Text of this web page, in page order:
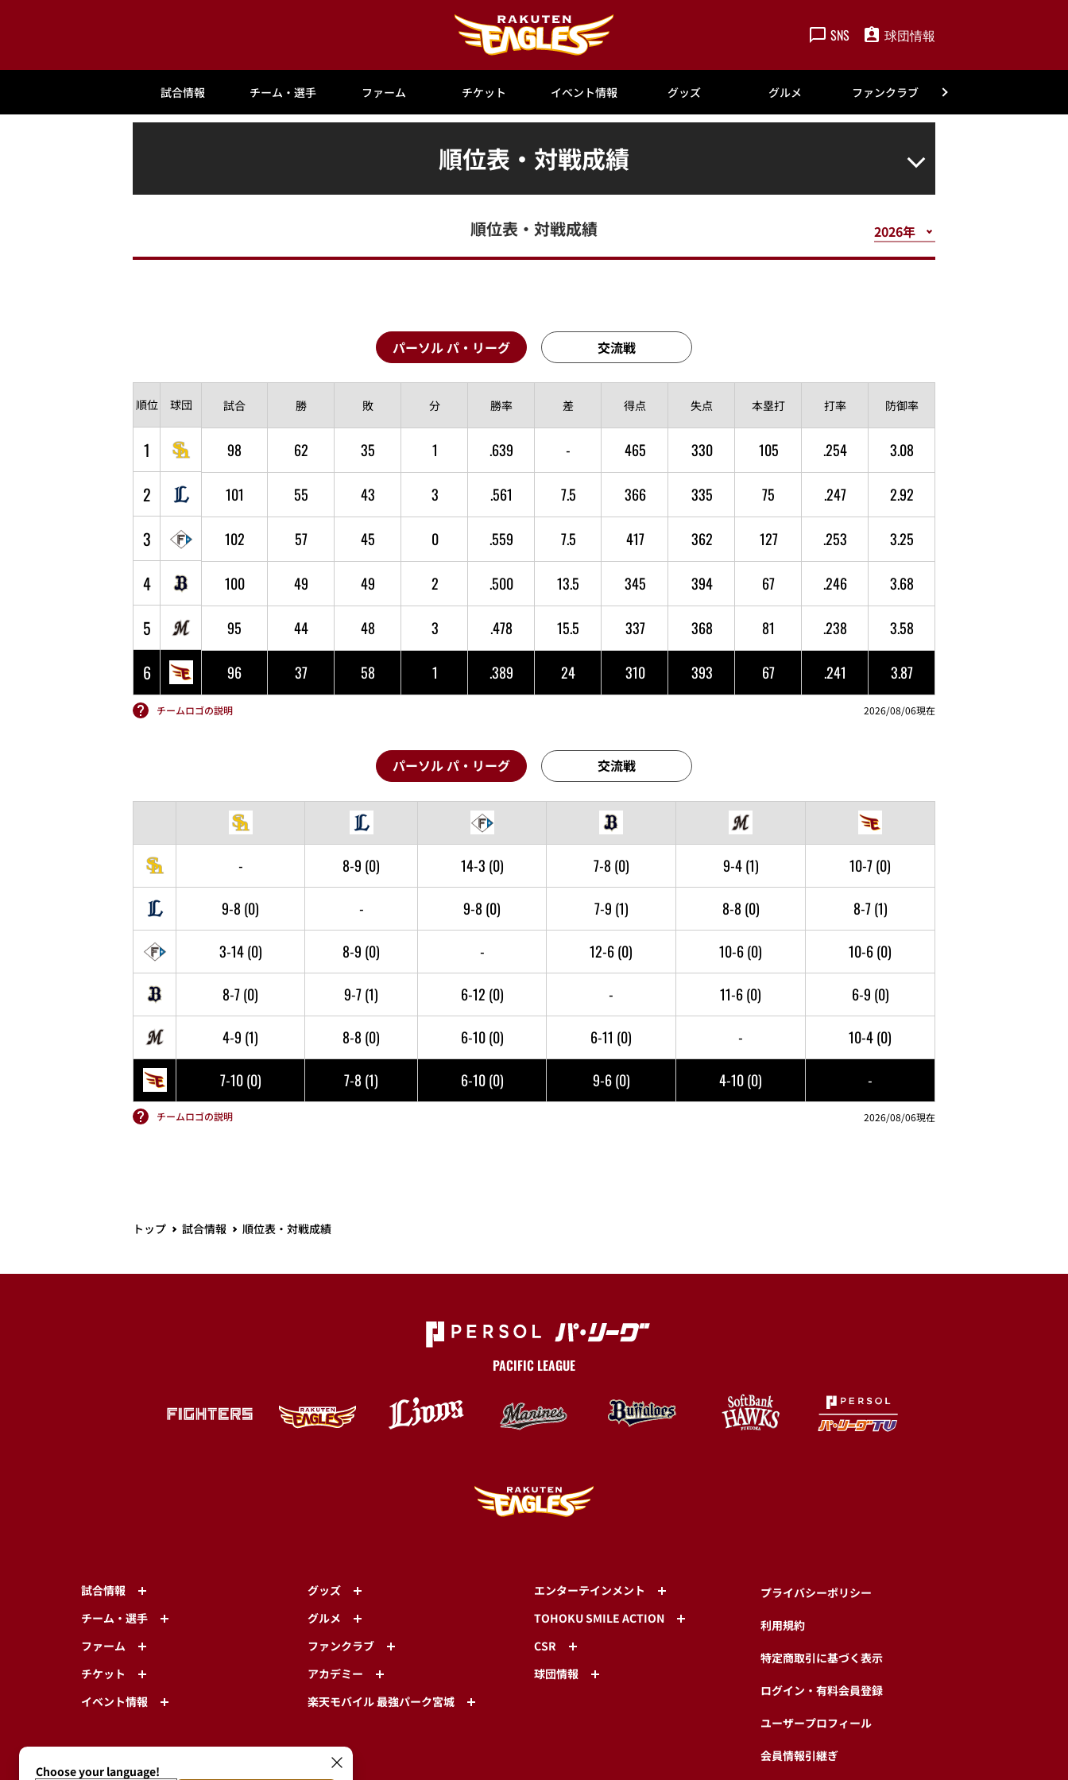
SNS 球団情報
試合情報 チーム・選手 ファーム チケット イベント情報 グッズ グルメ ファンクラブ
順位表・対戦成績
順位表・対戦成績
パーソル パ・リーグ 交流戦
順位 球団 試合 勝 敗 分 勝率 差 得点 失点 本塁打 打率 防御率
1 98 62 35 1 .639 - 465 330 105 .254 3.08
2 101 55 43 3 .561 7.5 366 335 75 .247 2.92
3 102 57 45 0 .559 7.5 417 362 127 .253 3.25
4 100 49 49 2 .500 13.5 345 394 67 .246 3.68
5 95 44 48 3 .478 15.5 337 368 81 .238 3.58
6 96 37 58 1 .389 24 310 393 67 .241 3.87
チームロゴの説明 2026/08/06現在
パーソル パ・リーグ 交流戦
- 8-9 (0) 14-3 (0) 7-8 (0) 9-4(1) 10-7(0)
9-8 (0) - 9-8 (0) 7-9 (1) 8-8 (0) 8-7(1)
3-14(0) 8-9 (0) - 12-6(0) 10-6(0) 10-6(0)
8-7(0) 9-7(1) 6-12 (0) - 11-6(0) 6-9 (0)
4-9 (1) 8-8 (0) 6-10(0) 6-11 (0) - 10-4(0)
7-10(0) 7-8 (1) 6-10(0) 9-6(0) 4-10(0) -
チームロゴの説明 2026/08/06現在
トップ 試合情報 順位表・対戦成績
PACIFIC LEAGUE
試合情報
チーム・選手
ファーム
チケット
イベント情報
グッズ
グルメ
ファンクラブ
アカデミー
楽天モバイル 最強パーク宮城
エンターテインメント
TOHOKU SMILE ACTION
CSR
球団情報
プライバシーポリシー
利用規約
特定商取引に基づく表示
ログイン・有料会員登録
ユーザープロフィール
会員情報引継ぎ